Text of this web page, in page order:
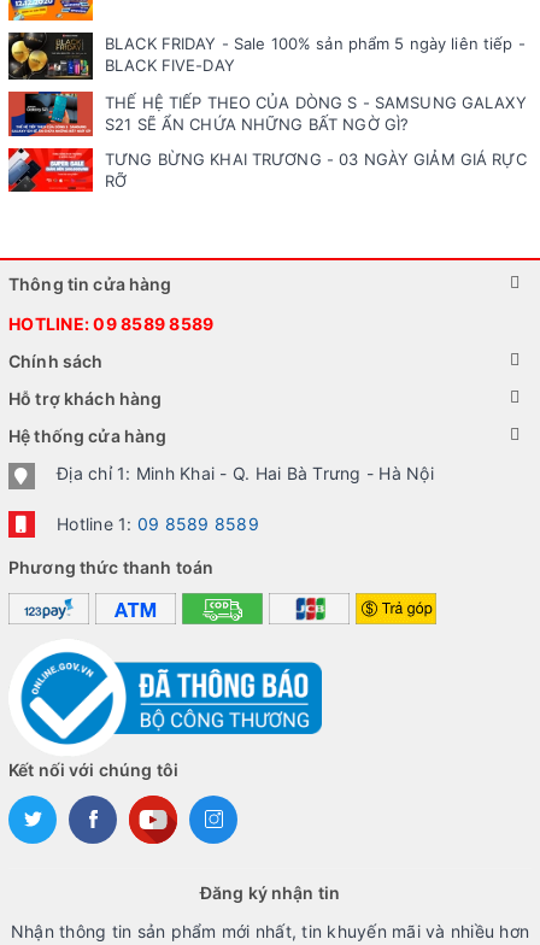
BLACK FRIDAY - Sale 100% sản phẩm 5 ngày liên tiếp -
BLACK FIVE-DAY
THẾ HỆ TIẾP THEO CỦA DÒNG S - SAMSUNG GALAXY
S21 SẼ ẨN CHỨA NHỮNG BẤT NGỜ GÌ?
TƯNG BỪNG KHAI TRƯƠNG - 03 NGÀY GIẢM GIÁ RỰC
RỠ
Thông tin cửa hàng
HOTLINE:09 8589 8589
Chính sách
Hỗ trợ khách hàng
Hệ thống cửa hàng
Địa chỉ 1: Minh Khai - Q. Hai Bà Trưng - Hà Nội
Hotline 1: 09 8589 8589
Phương thức thanh toán
Kết nối với chúng tôi
Đăng ký nhận tin
Nhận thông tin sản phẩm mới nhất, tin khuyến mãi và nhiều hơn